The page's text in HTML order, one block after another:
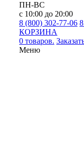
ПН-ВС
с 10:00 до 20:00
8 (800) 302-77-06
КОРЗИНА
0 товаров.
Меню